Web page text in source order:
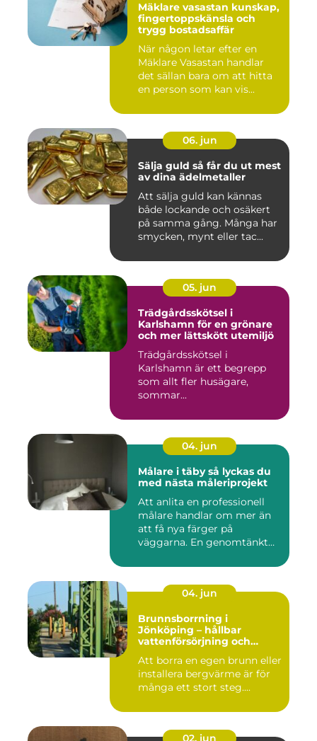
Mäklare vasastan kunskap,
fingertoppskänsla och
trygg bostadsaffär
När någon letar efter en
Mäklare Vasastan handlar
det sällan bara om att hitta
en person som kan vis...
06. jun
Sälja guld så får du ut mest
av dina ädelmetaller
Att sälja guld kan kännas
både lockande och osäkert
på samma gång. Många har
smycken, mynt eller tac...
05. jun
Trädgårdsskötsel i
Karlshamn för en grönare
och mer lättskött utemiljö
Trädgårdsskötsel i
Karlshamn är ett begrepp
som allt fler husägare,
sommar...
04. jun
Målare i täby så lyckas du
med nästa måleriprojekt
Att anlita en professionell
målare handlar om mer än
att få nya färger på
väggarna. En genomtänkt
04. jun
Brunnsborrning i
Jönköping – hållbar
vattenförsörjning och
Att borra en egen brunn eller
installera bergvärme är för
många ett stort steg....
02. jun